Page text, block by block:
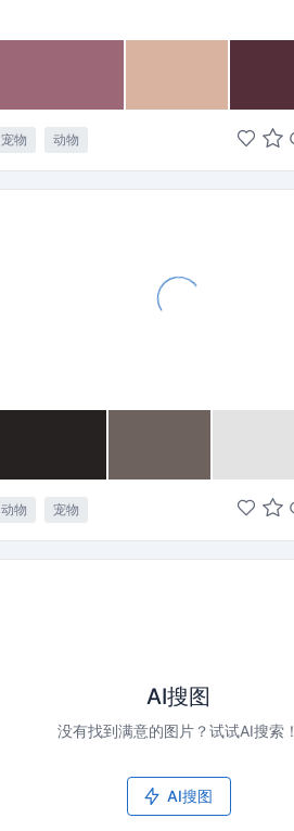
宠物 动物
动物 宠物
AI搜图
没有找到满意的图片？试试AI搜索！
AI搜图